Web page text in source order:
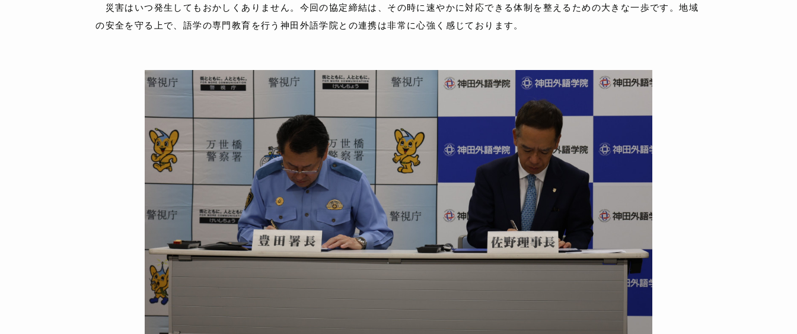
災害はいつ発生してもおかしくありません。今回の協定締結は、その時に速やかに対応できる体制を整えるための大きな一歩です。地域
の安全を守る上で、語学の専門教育を行う神田外語学院との連携は非常に心強く感じております。